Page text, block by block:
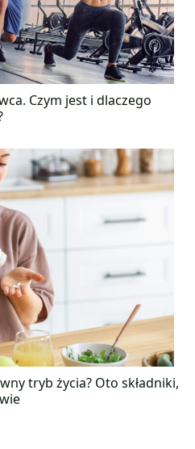
Czym jest i dlaczego
tryb życia? Oto składniki,